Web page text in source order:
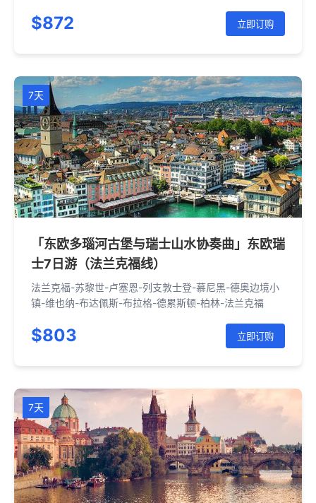
$872 立即订购
7天
「东欧多瑙河古堡与瑞士山水协奏曲」东欧瑞
士7日游（法兰克福线）
法兰克福-苏黎世-卢塞恩-列支敦士登-慕尼黑-德奥边境小
镇-维也纳-布达佩斯-布拉格-德累斯顿-柏林-法兰克福
$803 立即订购
7天